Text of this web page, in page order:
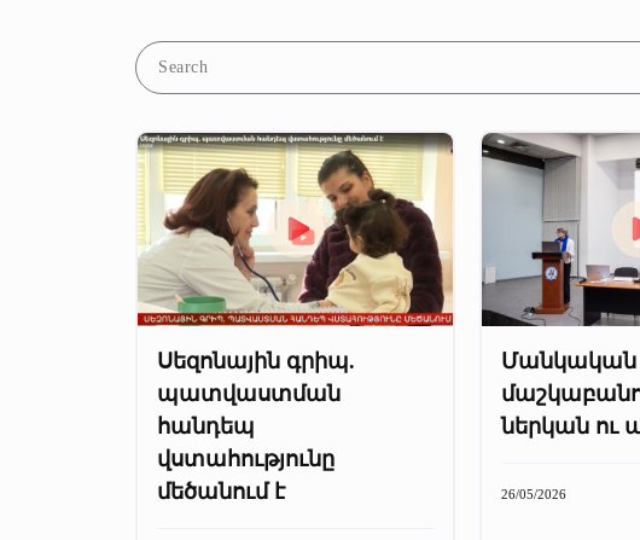
Սեզոնային գրիպ.
պատվաստման
հանդեպ
վստահությունը
մեծանում է
Մանկական
ներկան
26/05/2026